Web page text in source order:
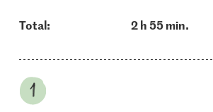
Total: 2 h 55 min.